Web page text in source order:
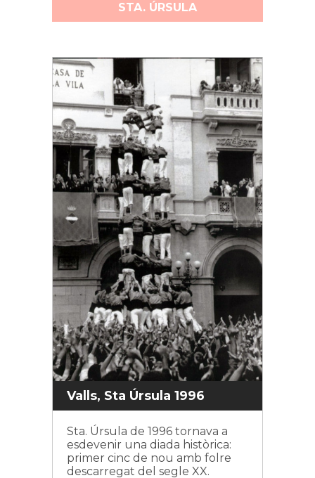
STA. ÚRSULA
Valls, Sta Úrsula 1996
Sta. Úrsula de 1996 tornava a
esdevenir una diada històrica:
primer cinc de nou amb folre
descarregat del segle XX.